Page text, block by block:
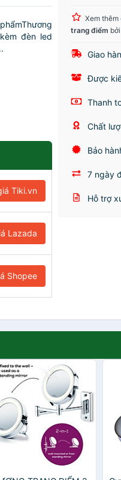
đèn led
Tiki.vn
Lazada
Shopee
Xem
trang điểm
Giao
Được
Thanh
Chất
Bảo
7 ngày
Hỗ trợ